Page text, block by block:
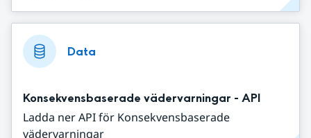
Data
Konsekvensbaserade vädervarningar - API
Ladda ner API för Konsekvensbaserade
vädervarningar